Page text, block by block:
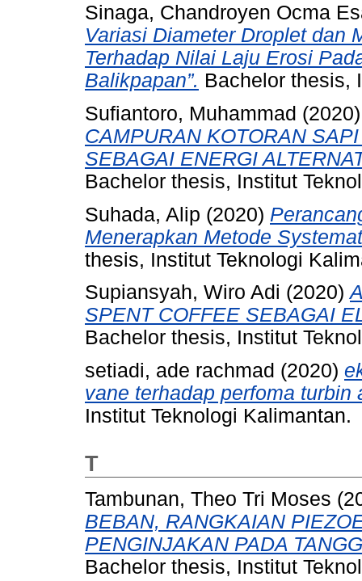
Sinaga, Chandroyen Ocma
Variasi Diameter Droplet dan
Terhadap Nilai Laju Erosi
Balikpapan”. Bachelor thesis,
Sufiantoro, Muhammad
CAMPURAN KOTORAN
SEBAGAI ENERGI
Bachelor thesis, Institut
Suhada, Alip (2020)
Menerapkan Metode
thesis, Institut Teknologi
Supiansyah, Wiro Adi (2020)
SPENT COFFEE SEBAGAI
Bachelor thesis, Institut
setiadi, ade rachmad (2020)
vane terhadap perfoma turbin
Institut Teknologi Kalimantan.
T
Tambunan, Theo Tri Moses
BEBAN, RANGKAIAN
PENGINJAKAN PADA
Bachelor thesis, Institut